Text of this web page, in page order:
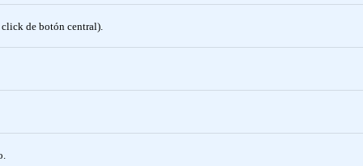
de botón central).